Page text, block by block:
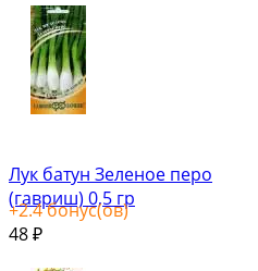
Лук батун Зеленое перо
(гавриш) 0,5 гр
+2.4бонус(ов)
48 ₽